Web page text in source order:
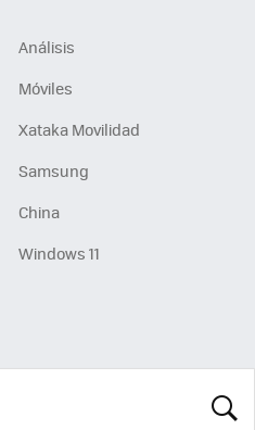
Análisis
Móviles
Xataka Movilidad
Samsung
China
Windows 11